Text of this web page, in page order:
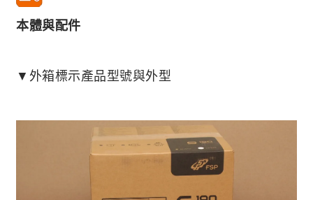
本體與配件
▼外箱標示產品型號與外型